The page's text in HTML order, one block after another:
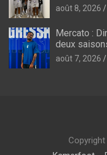
août 8, 2026
Mercato :
deux
août 7, 2026